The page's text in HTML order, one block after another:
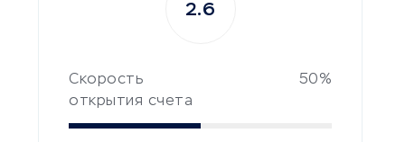
Скорость
открытия счета
50%
2.6